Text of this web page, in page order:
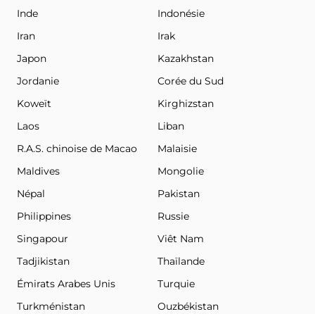
Inde
Indonésie
Iran
Irak
Japon
Kazakhstan
Jordanie
Corée du Sud
Koweït
Kirghizstan
Laos
Liban
R.A.S. chinoise de Macao
Malaisie
Maldives
Mongolie
Népal
Pakistan
Philippines
Russie
Singapour
Viêt Nam
Tadjikistan
Thaïlande
Émirats Arabes Unis
Turquie
Turkménistan
Ouzbékistan